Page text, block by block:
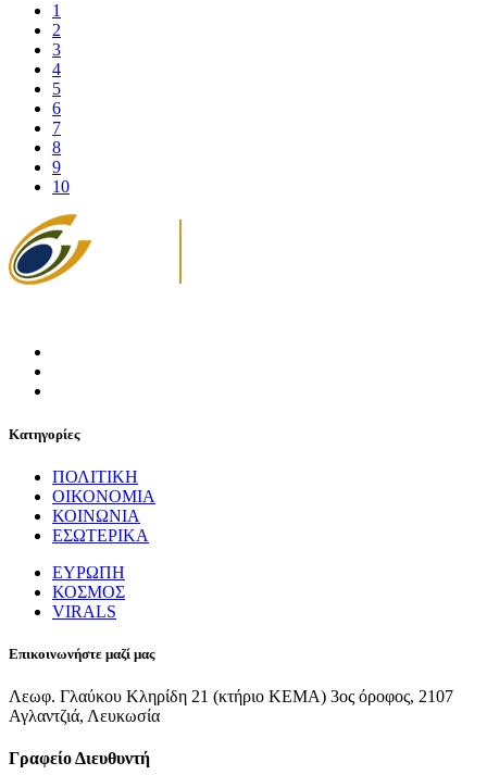
1
2
3
4
5
6
7
8
9
10
Κατηγορίες
ΠΟΛΙΤΙΚΗ
ΟΙΚΟΝΟΜΙΑ
ΚΟΙΝΩΝΙΑ
ΕΣΩΤΕΡΙΚΑ
ΕΥΡΩΠΗ
ΚΟΣΜΟΣ
VIRALS
Επικοινωνήστε μαζί μας
Λεωφ. Γλαύκου Κληρίδη 21 (κτήριο ΚΕΜΑ) 3ος όροφος, 2107
Αγλαντζιά, Λευκωσία
Γραφείο Διευθυντή